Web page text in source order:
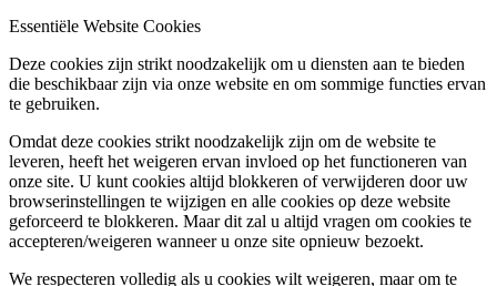
Essentiële Website Cookies
Deze cookies zijn strikt noodzakelijk om u diensten aan te bieden
die beschikbaar zijn via onze website en om sommige functies ervan
te gebruiken.
Omdat deze cookies strikt noodzakelijk zijn om de website te
leveren, heeft het weigeren ervan invloed op het functioneren van
onze site. U kunt cookies altijd blokkeren of verwijderen door uw
browserinstellingen te wijzigen en alle cookies op deze website
geforceerd te blokkeren. Maar dit zal u altijd vragen om cookies te
accepteren/weigeren wanneer u onze site opnieuw bezoekt.
We respecteren volledig als u cookies wilt weigeren, maar om te